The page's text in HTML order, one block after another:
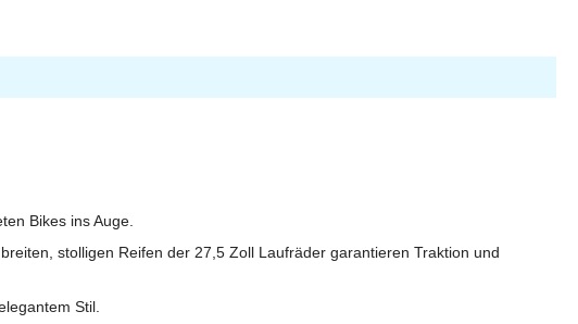
Bikes ins Auge.
stolligen Reifen der 27,5 Zoll Laufräder garantieren Traktion und
Stil.